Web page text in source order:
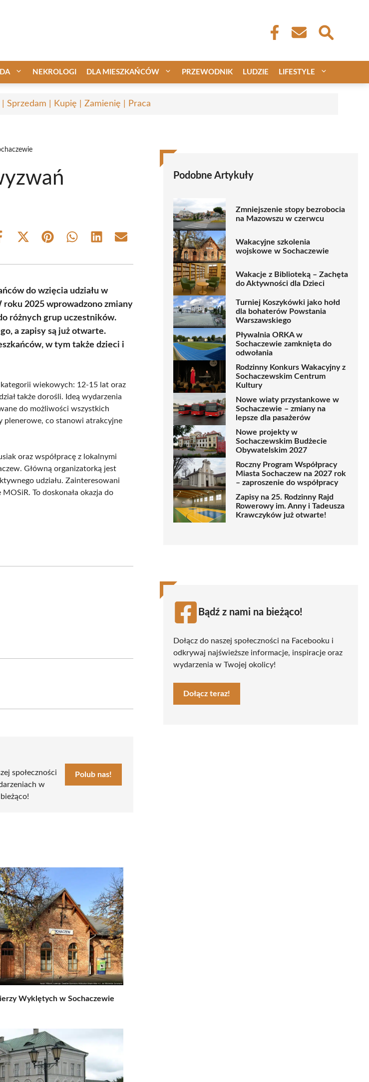
NEKROLOGI DLA MIESZKAŃCÓW PRZEWODNIK LUDZIE LIFESTYLE
Sprzedam | Kupię | Zamienię | Praca
Share
Share
(Twitter)
Share Share Share Share
do wzięcia udziału w
roku 2025 wprowadzono zmiany
różnych grup uczestników.
a zapisy są już otwarte.
w tym także dzieci i
wiekowych: 12-15 lat oraz
także dorośli. Ideą wydarzenia
do możliwości wszystkich
plenerowe, co stanowi atrakcyjne
oraz współpracę z lokalnymi
Główną organizatorką jest
udziału. Zainteresowani
To doskonała okazja do
społeczności
w
Polub nas!
Wyklętych w Sochaczewie
Podobne Artykuły
Zmniejszenie stopy bezrobocia
na Mazowszu w czerwcu
Wakacyjne szkolenia
wojskowe w Sochaczewie
Wakacje z Biblioteką – Zachęta
do Aktywności dla Dzieci
Turniej Koszykówki jako hołd
dla bohaterów Powstania
Warszawskiego
Pływalnia ORKA w
Sochaczewie zamknięta do
odwołania
Rodzinny Konkurs Wakacyjny z
Sochaczewskim Centrum
Kultury
Nowe wiaty przystankowe w
Sochaczewie – zmiany na
lepsze dla pasażerów
Nowe projekty w
Sochaczewskim Budżecie
Obywatelskim 2027
Roczny Program Współpracy
Miasta Sochaczew na 2027 rok
– zaproszenie do współpracy
Zapisy na 25. Rodzinny Rajd
Rowerowy im. Anny i Tadeusza
Krawczyków już otwarte!
Bądź z nami na bieżąco!
Dołącz do naszej społeczności na Facebooku i
odkrywaj najświeższe informacje, inspiracje oraz
wydarzenia w Twojej okolicy!
Dołącz teraz!